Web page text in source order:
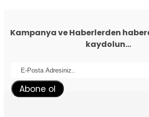
Kampanya ve Haberlerden
kaydolun...
Abone ol